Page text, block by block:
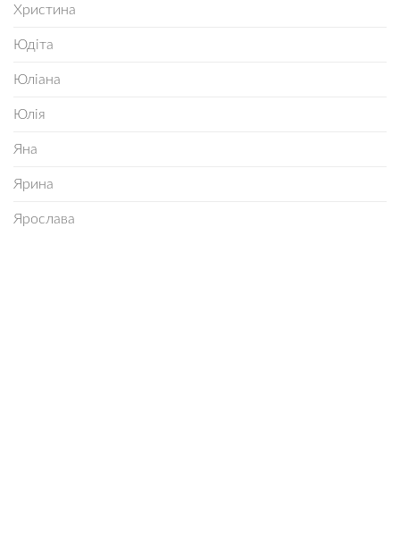
Христина
Юдіта
Юліана
Юлія
Яна
Ярина
Ярослава